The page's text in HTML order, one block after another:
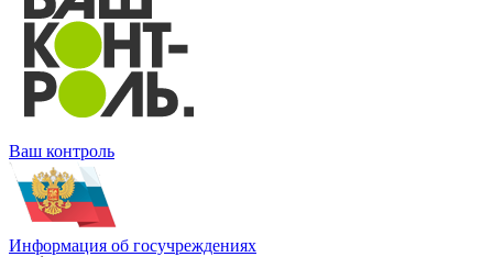
Ваш контроль
Информация об госучреждениях